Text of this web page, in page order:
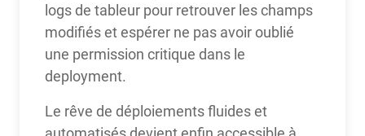
logs de tableur pour retrouver les champs
modifiés et espérer ne pas avoir oublié
une permission critique dans le
deployment.
Le rêve de déploiements fluides et